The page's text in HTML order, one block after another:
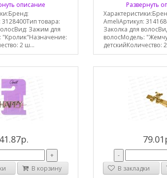
описание
товара:
Зажим для
"Кролик"Назначение:
2 ш...
Развернуть
AmeliАртикул:
Заколка для
волосМодель:
детскийКоличество:
41.87р.
+
В корзину
-
В закладки